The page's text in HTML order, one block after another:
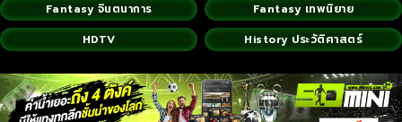
Fantasy จินตนาการ
Fantasy เทพนิยาย
HDTV
History ประวัติศาสตร์